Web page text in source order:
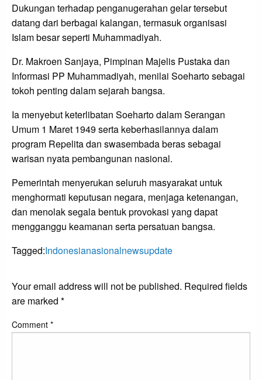
Dukungan terhadap penganugerahan gelar tersebut
datang dari berbagai kalangan, termasuk organisasi
Islam besar seperti Muhammadiyah.
Dr. Makroen Sanjaya, Pimpinan Majelis Pustaka dan
Informasi PP Muhammadiyah, menilai Soeharto sebagai
tokoh penting dalam sejarah bangsa.
Ia menyebut keterlibatan Soeharto dalam Serangan
Umum 1 Maret 1949 serta keberhasilannya dalam
program Repelita dan swasembada beras sebagai
warisan nyata pembangunan nasional.
Pemerintah menyerukan seluruh masyarakat untuk
menghormati keputusan negara, menjaga ketenangan,
dan menolak segala bentuk provokasi yang dapat
mengganggu keamanan serta persatuan bangsa.
Tagged:Indonesianasionalnewsupdate
Your email address will not be published. Required fields
are marked *
Comment *